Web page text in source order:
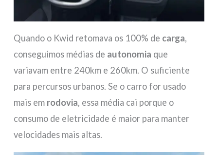
Quando o Kwid retomava os 100% de carga,
conseguimos médias de autonomia que
variavam entre 240km e 260km. O suficiente
para percursos urbanos. Se o carro for usado
mais em rodovia, essa média cai porque o
consumo de eletricidade é maior para manter
velocidades mais altas.